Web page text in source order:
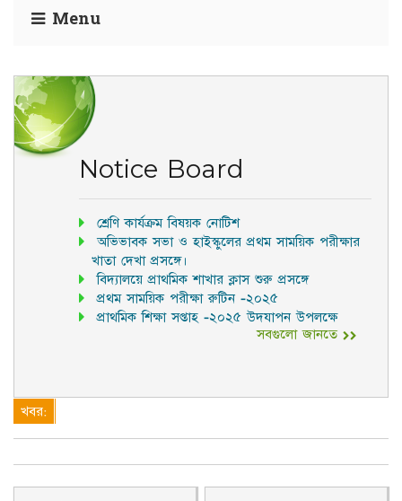
Menu
Notice Board
শ্রেণি কার্যক্রম বিষয়ক নোটিশ
অভিভাবক সভা ও হাইস্কুলের প্রথম সাময়িক পরীক্ষার
খাতা দেখা প্রসঙ্গে।
বিদ্যালয়ে প্রাথমিক শাখার ক্লাস শুরু প্রসঙ্গে
প্রথম সাময়িক পরীক্ষা রুটিন -২০২৫
প্রাথমিক শিক্ষা সপ্তাহ -২০২৫ উদযাপন উপলক্ষে
সবগুলো জানতে
খবর: